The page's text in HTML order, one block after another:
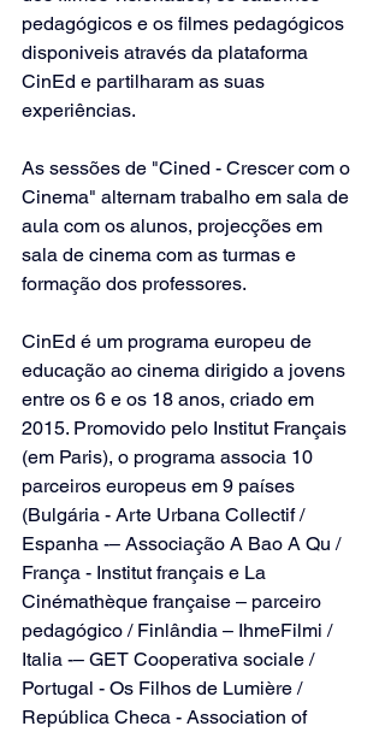
pedagógicos e os filmes pedagógicos
disponiveis através da plataforma
CinEd e partilharam as suas
experiências.
As sessões de "Cined - Crescer com o
Cinema" alternam trabalho em sala de
aula com os alunos, projecções em
sala de cinema com as turmas e
formação dos professores.
CinEd é um programa europeu de
educação ao cinema dirigido a jovens
entre os 6 e os 18 anos, criado em
2015. Promovido pelo Institut Français
(em Paris), o programa associa 10
parceiros europeus em 9 países
(Bulgária - Arte Urbana Collectif /
Espanha -– Associação A Bao A Qu /
França - Institut français e La
Cinémathèque française – parceiro
pedagógico / Finlândia – IhmeFilmi /
Italia -– GET Cooperativa sociale /
Portugal - Os Filhos de Lumière /
República Checa - Association of